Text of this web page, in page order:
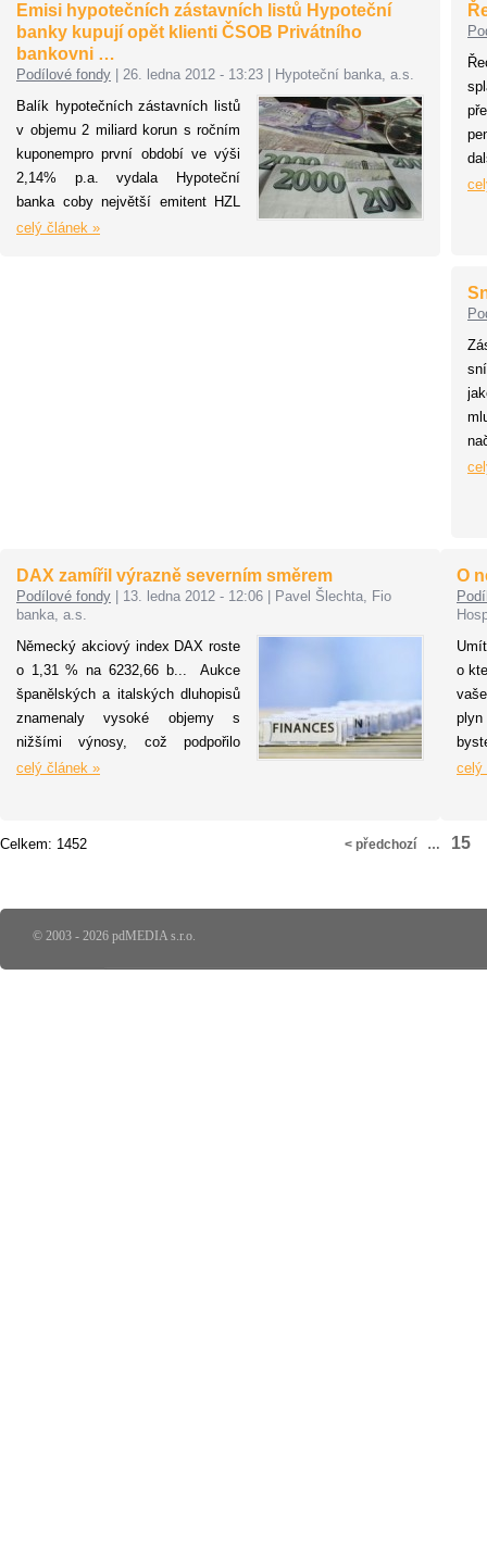
promítnout i ve výkonnosti
českého hospodářství.
Emisi hypotečních zástavních listů Hypoteční
banky kupují opět klienti ČSOB Privátního
bankovni …
Podílové fondy 26. ledna 2012 - 13:23
Hypoteční banka, a.s.
Balík hypotečních zástavních listů
v objemu 2 miliard korun s ročním
kuponempro první období ve výši
2,14% p.a. vydala Hypoteční
banka coby největší emitent HZL
na českém trhu 19. ledna.
celý článek »
DAX zamířil výrazně severním směrem
Podílové fondy 13. ledna 2012 - 12:06
Pavel Šlechta, Fio
banka, a.s.
Německý akciový index DAX roste
o 1,31 % na 6232,66 b... Aukce
španělských a italských dluhopisů
znamenaly vysoké objemy s
nižšími výnosy, což podpořilo
hlavně akcie bank.
celý článek »
O
o
ve
celý
< předchozí … 15
Celkem: 1452
© 2003 - 2026 pdMEDIA s.r.o.